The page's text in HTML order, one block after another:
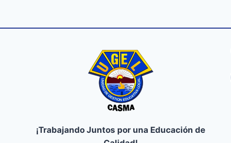
¡Trabajando Juntos por una Educación de